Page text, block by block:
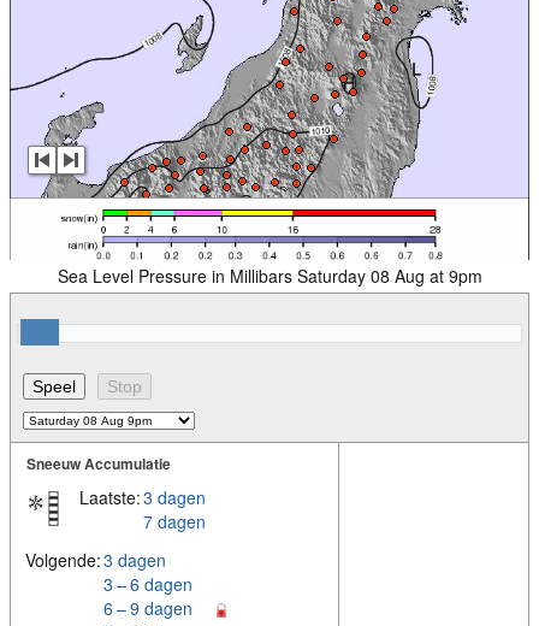
Sea Level Pressure in Millibars Saturday 08 Aug at 9pm
Sneeuw Accumulatie
Laatste:3 dagen
7 dagen
Volgende:3 dagen
3 – 6 dagen
6 – 9 dagen